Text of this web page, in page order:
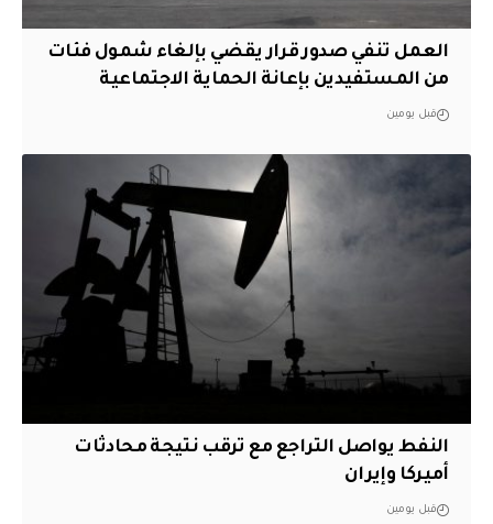
العمل تنفي صدور قرار يقضي بإلغاء شمول فئات
من المستفيدين بإعانة الحماية الاجتماعية
قبل يومين
النفط يواصل التراجع مع ترقب نتيجة محادثات
أميركا وإيران
قبل يومين